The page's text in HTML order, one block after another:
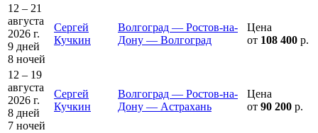
12 – 21
августа
2026 г.
9 дней
8 ночей
Сергей
Кучкин
Волгоград — Ростов-на-
Дону — Волгоград
Цена
от 108 400 р.
12 – 19
августа
2026 г.
8 дней
7 ночей
Сергей
Кучкин
Волгоград — Ростов-на-
Дону — Астрахань
Цена
от 90 200 р.